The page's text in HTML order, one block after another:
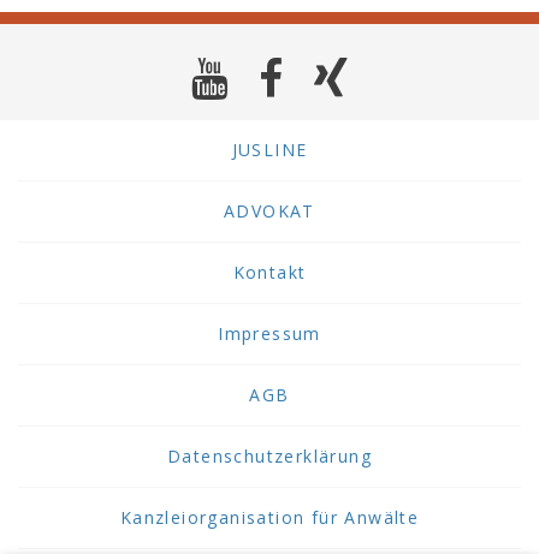
JUSLINE
ADVOKAT
Kontakt
Impressum
AGB
Datenschutzerklärung
Kanzleiorganisation für Anwälte